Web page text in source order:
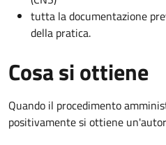
tutta la documentazione
della pratica.
Cosa si ottiene
Quando il procedimento
positivamente si ottiene